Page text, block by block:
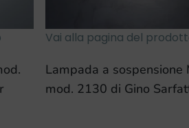
Vai alla pagina del
Lampada a sospensione
mod. 2130 di Gino